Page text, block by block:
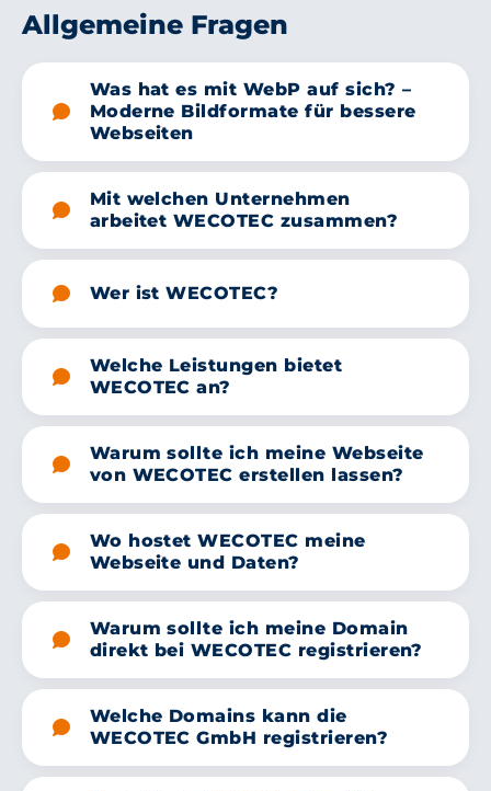
Allgemeine Fragen
Was hat es mit WebP auf sich? –
Moderne Bildformate für bessere
Webseiten
Mit welchen Unternehmen
arbeitet WECOTEC zusammen?
Wer ist WECOTEC?
Welche Leistungen bietet
WECOTEC an?
Warum sollte ich meine Webseite
von WECOTEC erstellen lassen?
Wo hostet WECOTEC meine
Webseite und Daten?
Warum sollte ich meine Domain
direkt bei WECOTEC registrieren?
Welche Domains kann die
WECOTEC GmbH registrieren?